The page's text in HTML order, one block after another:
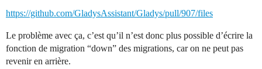
https://github.com/GladysAssistant/Gladys/pull/907/files
Le problème avec ça, c’est qu’il n’est donc plus possible d’écrire la
fonction de migration “down” des migrations, car on ne peut pas
revenir en arrière.